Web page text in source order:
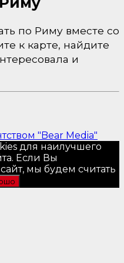
по Риму вместе со
к карте, найдите
и
"Bear Media"
для наилучшего
Если Вы
мы будем считать